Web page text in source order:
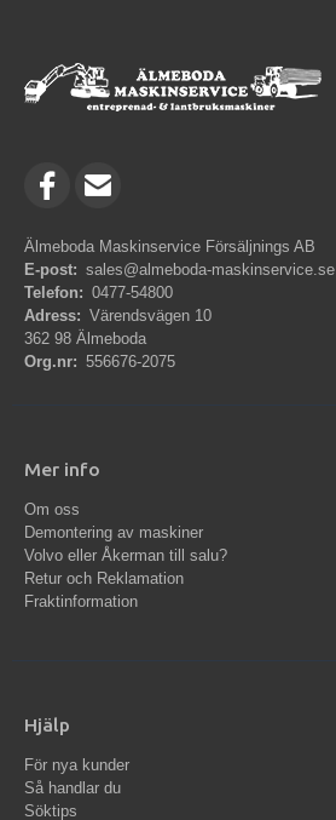
Älmeboda Maskinservice Försäljnings AB
E-post: sales@almeboda-maskinservice.se
Telefon: 0477-54800
Adress: Värendsvägen 10
362 98 Älmeboda
Org.nr: 556676-2075
Mer info
Om oss
Demontering av maskiner
Volvo eller Åkerman till salu?
Retur och Reklamation
Fraktinformation
Hjälp
För nya kunder
Så handlar du
Söktips